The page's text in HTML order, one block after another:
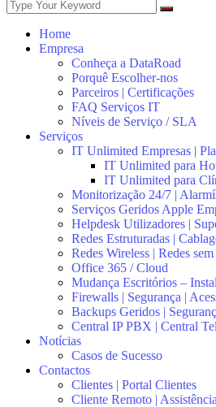
Home
Empresa
Conheça a DataRoad
Porquê Escolher-nos
Parceiros | Certificações
FAQ Serviços IT
Níveis de Serviço / SLA
Serviços
IT Unlimited Empresas |
IT Unlimited para
IT Unlimited para
Monitorização 24/7 |
Serviços Geridos Apple
Helpdesk Utilizadores |
Redes Estruturadas |
Redes Wireless | Redes
Office 365 / Cloud
Mudança Escritórios –
Firewalls | Segurança |
Backups Geridos |
Central IP PBX | Central
Notícias
Casos de Sucesso
Contactos
Clientes | Portal Clientes
Cliente Remoto |